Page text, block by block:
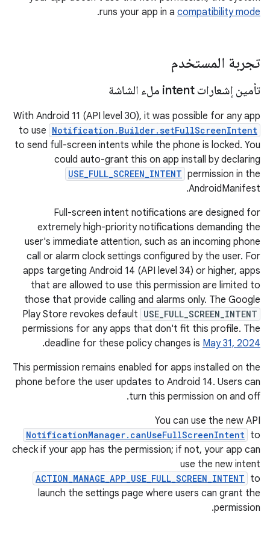
runs your app in a compatibility mode
.
تجربة المستخدم
تأمين إشعارات intent ملء الشاشة
With Android 11 (API level 30), it was possible for any app
to use Notification.Builder.setFullScreenIntent
to send full-screen intents while the phone is locked. You
could auto-grant this on app install by declaring
USE_FULL_SCREEN_INTENT permission in the
AndroidManifest.
Full-screen intent notifications are designed for
extremely high-priority notifications demanding the
user's immediate attention, such as an incoming phone
call or alarm clock settings configured by the user. For
apps targeting Android 14 (API level 34) or higher, apps
that are allowed to use this permission are limited to
those that provide calling and alarms only. The Google
Play Store revokes default USE_FULL_SCREEN_INTENT
permissions for any apps that don't fit this profile. The
deadline for these policy changes is May 31, 2024
.
This permission remains enabled for apps installed on the
phone before the user updates to Android 14. Users can
turn this permission on and off.
You can use the new API
NotificationManager.canUseFullScreenIntent to
check if your app has the permission; if not, your app can
use the new intent
ACTION_MANAGE_APP_USE_FULL_SCREEN_INTENT to
launch the settings page where users can grant the
permission.